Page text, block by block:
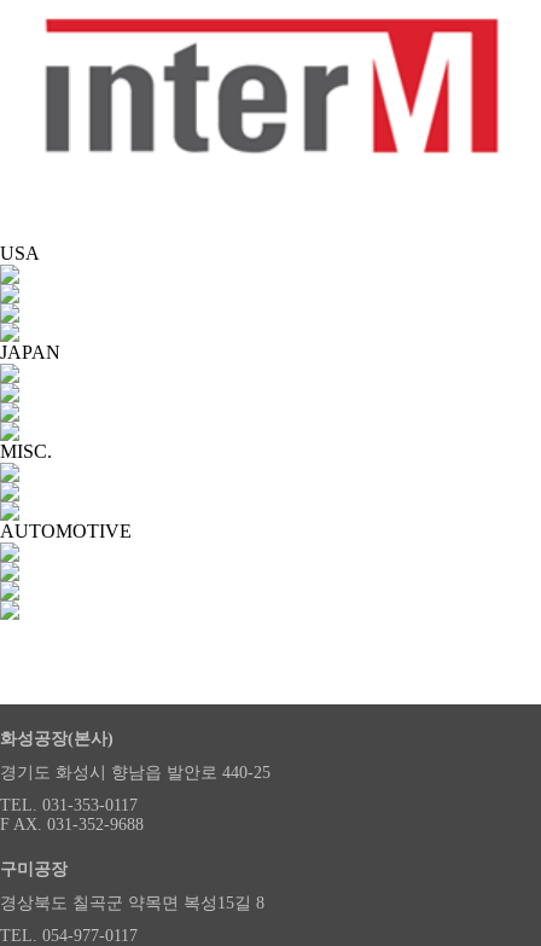
USA
JAPAN
MISC.
AUTOMOTIVE
화성공장(본사)
경기도 화성시 향남읍 발안로 440-25
TEL. 031-353-0117
F AX. 031-352-9688
구미공장
경상북도 칠곡군 약목면 복성15길 8
TEL. 054-977-0117